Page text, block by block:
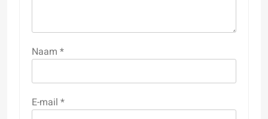
Naam *
E-mail *